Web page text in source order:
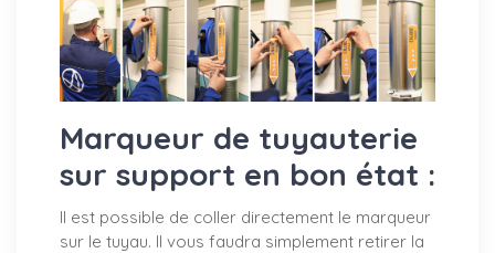
Marqueur de tuyauterie
sur support en bon état :
Il est possible de coller directement le marqueur
sur le tuyau. Il vous faudra simplement retirer la